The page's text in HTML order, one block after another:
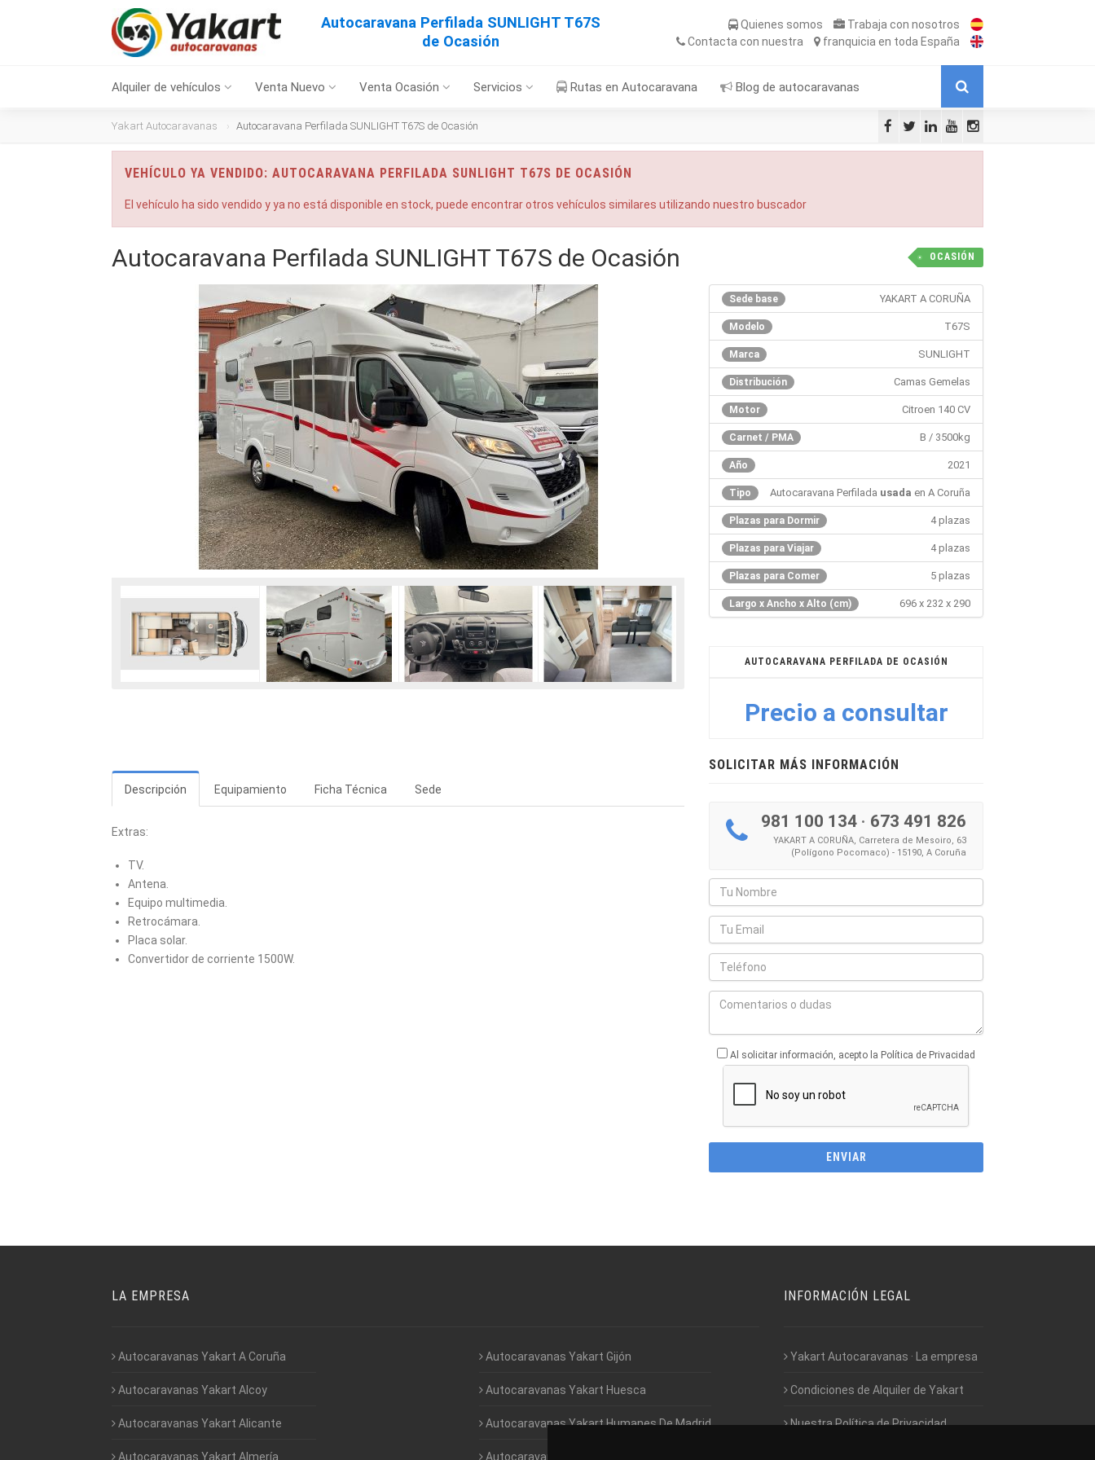
Autocaravana Perfilada SUNLIGHT T67S
de Ocasión
Quienes somos Trabaja con nosotros
Contacta con nuestra franquicia en toda España
Alquiler de vehículos Venta Nuevo Venta Ocasión Servicios Rutas en Autocaravana Blog de autocaravanas
Yakart Autocaravanas Autocaravana Perfilada SUNLIGHT T67S de Ocasión
VEHÍCULO YA VENDIDO: AUTOCARAVANA PERFILADA SUNLIGHT T67S DE OCASIÓN
El vehículo ha sido vendido y ya no está disponible en stock, puede encontrar otros vehículos similares utilizando nuestro buscador
OCASIÓN
Autocaravana Perfilada SUNLIGHT T67S de Ocasión
Descripción Equipamiento Ficha Técnica Sede
Extras:
TV.
Antena.
Equipo multimedia.
Retrocámara.
Placa solar.
Convertidor de corriente 1500W.
Sede base YAKART A CORUÑA
Modelo T67S
Marca SUNLIGHT
Distribución Camas Gemelas
Motor Citroen 140 CV
Carnet / PMA B / 3500kg
Año 2021
Tipo Autocaravana Perfilada usada en A Coruña
Plazas para Dormir 4 plazas
Plazas para Viajar 4 plazas
Plazas para Comer 5 plazas
Largo x Ancho x Alto (cm) 696 x 232 x 290
AUTOCARAVANA PERFILADA DE OCASIÓN
Precio a consultar
SOLICITAR MÁS INFORMACIÓN
981 100 134· 673 491 826
YAKART A CORUÑA, Carretera de Mesoiro, 63
(Polígono Pocomaco) - 15190, A Coruña
Al solicitar información, acepto la Política de Privacidad
LA EMPRESA
Autocaravanas Yakart A Coruña
Autocaravanas Yakart Alcoy
Autocaravanas Yakart Alicante
Autocaravanas Yakart Almería
Autocaravanas Yakart Gijón
Autocaravanas Yakart Huesca
Autocaravanas Yakart Humanes De Madrid
Autocaravanas Yakart Jaén
INFORMACIÓN LEGAL
Yakart Autocaravanas · La empresa
Condiciones de Alquiler de Yakart
Nuestra Política de Privacidad